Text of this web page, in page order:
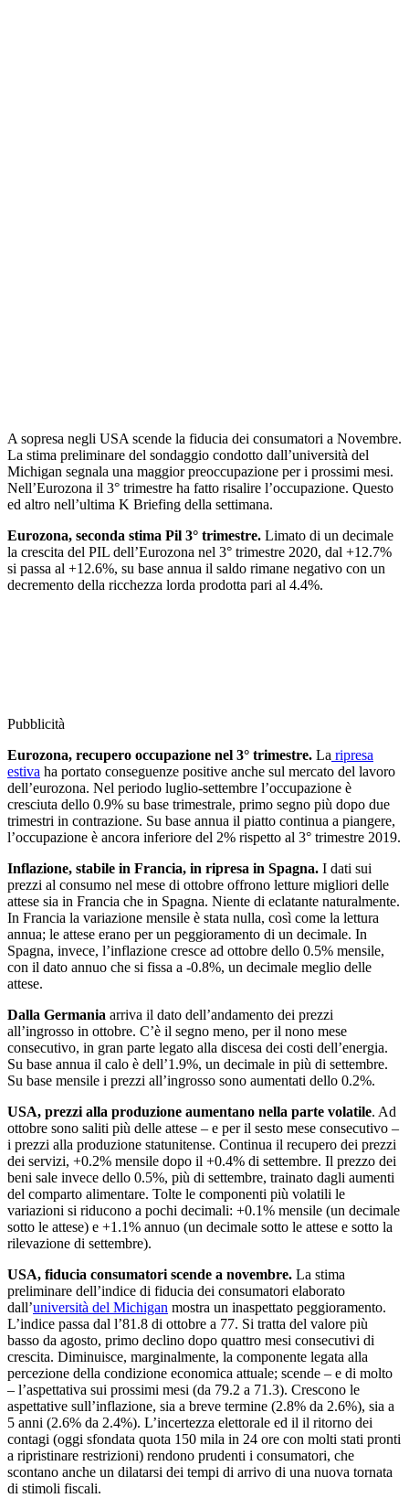
A sopresa negli USA scende la fiducia dei consumatori a Novembre.
La stima preliminare del sondaggio condotto dall’università del
Michigan segnala una maggior preoccupazione per i prossimi mesi.
Nell’Eurozona il 3° trimestre ha fatto risalire l’occupazione. Questo
ed altro nell’ultima K Briefing della settimana.
Eurozona, seconda stima Pil 3° trimestre. Limato di un decimale
la crescita del PIL dell’Eurozona nel 3° trimestre 2020, dal +12.7%
si passa al +12.6%, su base annua il saldo rimane negativo con un
decremento della ricchezza lorda prodotta pari al 4.4%.
Pubblicità
Eurozona, recupero occupazione nel 3° trimestre. La ripresa
estiva ha portato conseguenze positive anche sul mercato del lavoro
dell’eurozona. Nel periodo luglio-settembre l’occupazione è
cresciuta dello 0.9% su base trimestrale, primo segno più dopo due
trimestri in contrazione. Su base annua il piatto continua a piangere,
l’occupazione è ancora inferiore del 2% rispetto al 3° trimestre 2019.
Inflazione, stabile in Francia, in ripresa in Spagna. I dati sui
prezzi al consumo nel mese di ottobre offrono letture migliori delle
attese sia in Francia che in Spagna. Niente di eclatante naturalmente.
In Francia la variazione mensile è stata nulla, così come la lettura
annua; le attese erano per un peggioramento di un decimale. In
Spagna, invece, l’inflazione cresce ad ottobre dello 0.5% mensile,
con il dato annuo che si fissa a -0.8%, un decimale meglio delle
attese.
Dalla Germania arriva il dato dell’andamento dei prezzi
all’ingrosso in ottobre. C’è il segno meno, per il nono mese
consecutivo, in gran parte legato alla discesa dei costi dell’energia.
Su base annua il calo è dell’1.9%, un decimale in più di settembre.
Su base mensile i prezzi all’ingrosso sono aumentati dello 0.2%.
USA, prezzi alla produzione aumentano nella parte volatile. Ad
ottobre sono saliti più delle attese – e per il sesto mese consecutivo –
i prezzi alla produzione statunitense. Continua il recupero dei prezzi
dei servizi, +0.2% mensile dopo il +0.4% di settembre. Il prezzo dei
beni sale invece dello 0.5%, più di settembre, trainato dagli aumenti
del comparto alimentare. Tolte le componenti più volatili le
variazioni si riducono a pochi decimali: +0.1% mensile (un decimale
sotto le attese) e +1.1% annuo (un decimale sotto le attese e sotto la
rilevazione di settembre).
USA, fiducia consumatori scende a novembre. La stima
preliminare dell’indice di fiducia dei consumatori elaborato
dall’università del Michigan mostra un inaspettato peggioramento.
L’indice passa dal l’81.8 di ottobre a 77. Si tratta del valore più
basso da agosto, primo declino dopo quattro mesi consecutivi di
crescita. Diminuisce, marginalmente, la componente legata alla
percezione della condizione economica attuale; scende – e di molto
– l’aspettativa sui prossimi mesi (da 79.2 a 71.3). Crescono le
aspettative sull’inflazione, sia a breve termine (2.8% da 2.6%), sia a
5 anni (2.6% da 2.4%). L’incertezza elettorale ed il il ritorno dei
contagi (oggi sfondata quota 150 mila in 24 ore con molti stati pronti
a ripristinare restrizioni) rendono prudenti i consumatori, che
scontano anche un dilatarsi dei tempi di arrivo di una nuova tornata
di stimoli fiscali.